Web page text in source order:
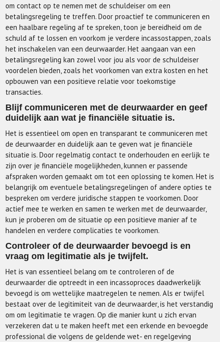
om contact op te nemen met de schuldeiser om een
betalingsregeling te treffen. Door proactief te communiceren en
een haalbare regeling af te spreken, toon je bereidheid om de
schuld af te lossen en voorkom je verdere incassostappen, zoals
het inschakelen van een deurwaarder. Het aangaan van een
betalingsregeling kan zowel voor jou als voor de schuldeiser
voordelen bieden, zoals het voorkomen van extra kosten en het
opbouwen van een positieve relatie voor toekomstige
transacties.
Blijf communiceren met de deurwaarder en geef
duidelijk aan wat je financiële situatie is.
Het is essentieel om open en transparant te communiceren met
de deurwaarder en duidelijk aan te geven wat je financiële
situatie is. Door regelmatig contact te onderhouden en eerlijk te
zijn over je financiële mogelijkheden, kunnen er passende
afspraken worden gemaakt om tot een oplossing te komen. Het is
belangrijk om eventuele betalingsregelingen of andere opties te
bespreken om verdere juridische stappen te voorkomen. Door
actief mee te werken en samen te werken met de deurwaarder,
kun je proberen om de situatie op een positieve manier af te
handelen en verdere complicaties te voorkomen.
Controleer of de deurwaarder bevoegd is en
vraag om legitimatie als je twijfelt.
Het is van essentieel belang om te controleren of de
deurwaarder die optreedt in een incassoproces daadwerkelijk
bevoegd is om wettelijke maatregelen te nemen. Als er twijfel
bestaat over de legitimiteit van de deurwaarder, is het verstandig
om om legitimatie te vragen. Op die manier kunt u zich ervan
verzekeren dat u te maken heeft met een erkende en bevoegde
professional die volgens de geldende wet- en regelgeving